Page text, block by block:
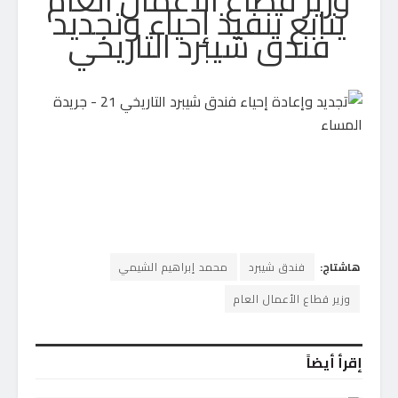
يتابع تنفيذ إحياء وتجديد
فندق شيبرد التاريخي
هاشتاج: فندق شيبرد
محمد إبراهيم الشيمي
وزير قطاع الأعمال العام
إقرأ أيضاً